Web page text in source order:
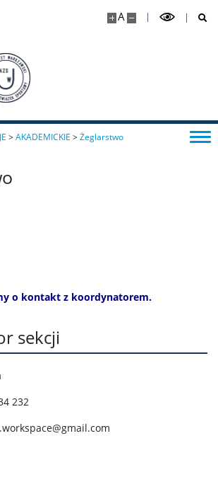
A
>AKADEMICKIE >Żeglarstwo
o kontakt z koordynatorem.
sekcji
232